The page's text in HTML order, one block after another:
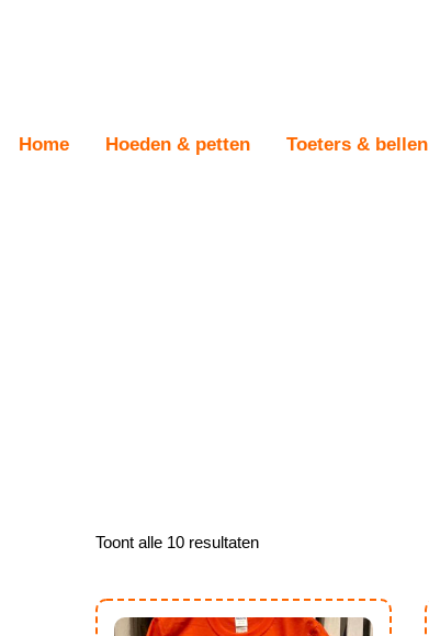
to
to
Home Hoeden & petten Toeters & bellen
Toont alle 10 resultaten